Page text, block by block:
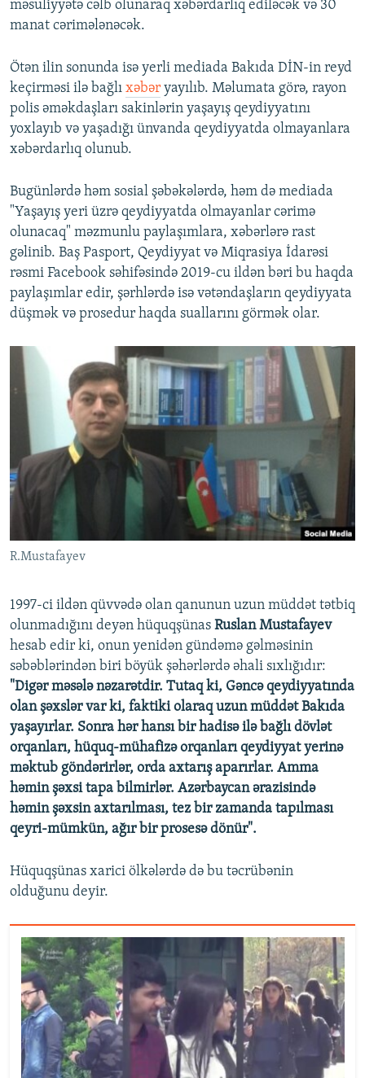
məsuliyyətə cəlb olunaraq xəbərdarlıq ediləcək və 30
manat cərimələnəcək.
Ötən ilin sonunda isə yerli mediada Bakıda DİN-in reyd
keçirməsi ilə bağlı xəbər yayılıb. Məlumata görə, rayon
polis əməkdaşları sakinlərin yaşayış qeydiyyatını
yoxlayıb və yaşadığı ünvanda qeydiyyatda olmayanlara
xəbərdarlıq olunub.
Bugünlərdə həm sosial şəbəkələrdə, həm də mediada
"Yaşayış yeri üzrə qeydiyyatda olmayanlar cərimə
olunacaq" məzmunlu paylaşımlara, xəbərlərə rast
gəlinib. Baş Pasport, Qeydiyyat və Miqrasiya İdarəsi
rəsmi Facebook səhifəsində 2019-cu ildən bəri bu haqda
paylaşımlar edir, şərhlərdə isə vətəndaşların qeydiyyata
düşmək və prosedur haqda suallarını görmək olar.
R.Mustafayev
1997-ci ildən qüvvədə olan qanunun uzun müddət tətbiq
olunmadığını deyən hüquqşünas Ruslan Mustafayev
hesab edir ki, onun yenidən gündəmə gəlməsinin
səbəblərindən biri böyük şəhərlərdə əhali sıxlığıdır:
"Digər məsələ nəzarətdir. Tutaq ki, Gəncə qeydiyyatında
olan şəxslər var ki, faktiki olaraq uzun müddət Bakıda
yaşayırlar. Sonra hər hansı bir hadisə ilə bağlı dövlət
orqanları, hüquq-mühafizə orqanları qeydiyyat yerinə
məktub göndərirlər, orda axtarış aparırlar. Amma
həmin şəxsi tapa bilmirlər. Azərbaycan ərazisində
həmin şəxsin axtarılması, tez bir zamanda tapılması
qeyri-mümkün, ağır bir prosesə dönür".
Hüquqşünas xarici ölkələrdə də bu təcrübənin
olduğunu deyir.